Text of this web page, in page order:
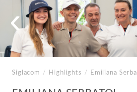
PROGETTI
SIGLACOM
‹
Siglacom / Highlights / Emiliana